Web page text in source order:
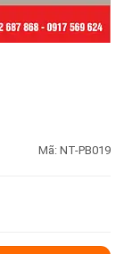
Mã:NT-PB019